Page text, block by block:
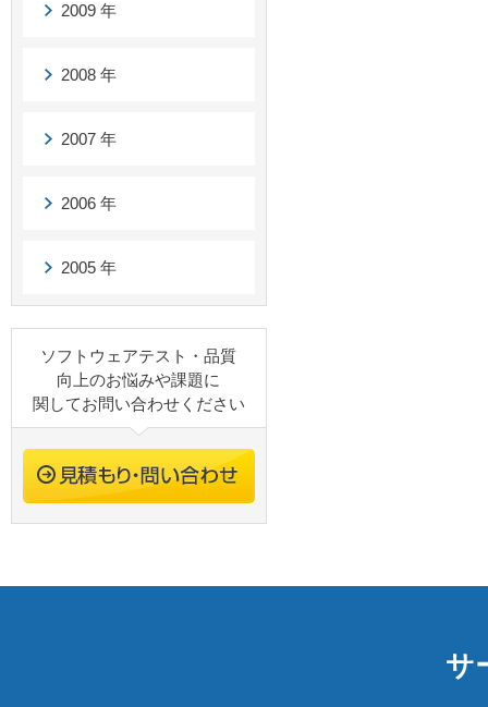
2009 年
2008 年
2007 年
2006 年
2005 年
ソフトウェアテスト・品質
向上のお悩みや課題に
関してお問い合わせください
サ